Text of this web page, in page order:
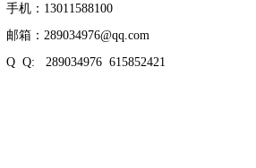
手机：13011588100
邮箱：289034976@qq.com
Q Q: 289034976 615852421